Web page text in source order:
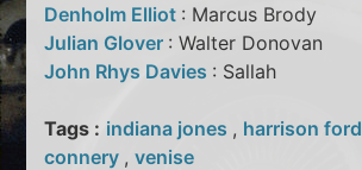
Denholm Elliot : Marcus Brody
Julian Glover : Walter Donovan
John Rhys Davies : Sallah
Tags : indiana jones , harrison ford
connery ,venise